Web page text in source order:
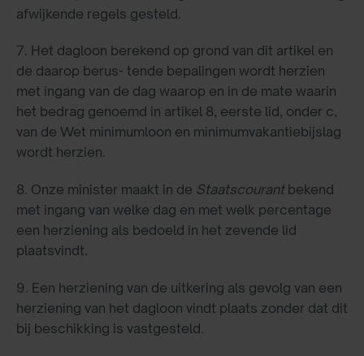
afwijkende regels gesteld.
7. Het dagloon berekend op grond van dit artikel en
de daarop berus- tende bepalingen wordt herzien
met ingang van de dag waarop en in de mate waarin
het bedrag genoemd in artikel 8, eerste lid, onder c,
van de Wet minimumloon en minimumvakantiebijslag
wordt herzien.
8. Onze minister maakt in de Staatscourant bekend
met ingang van welke dag en met welk percentage
een herziening als bedoeld in het zevende lid
plaatsvindt.
9. Een herziening van de uitkering als gevolg van een
herziening van het dagloon vindt plaats zonder dat dit
bij beschikking is vastgesteld.